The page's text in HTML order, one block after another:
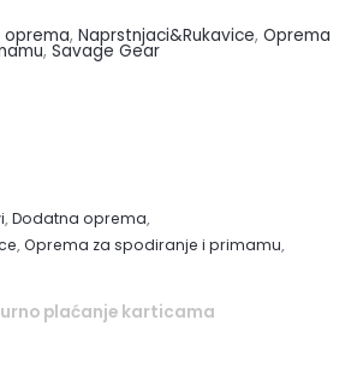
, Naprstnjaci&Rukavice, Oprema
, Savage Gear
,Dodatna oprema,
,Oprema za spodiranje i primamu,
plaćanje karticama